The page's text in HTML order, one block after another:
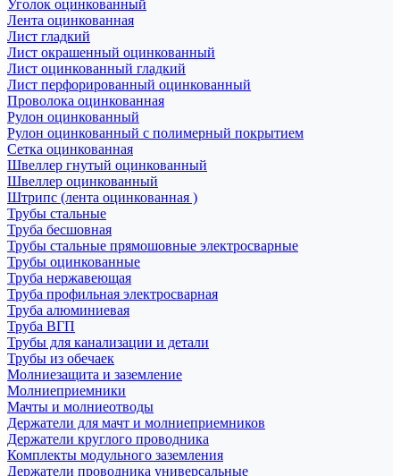
Уголок оцинкованный
Лента оцинкованная
Лист гладкий
Лист окрашенный оцинкованный
Лист оцинкованный гладкий
Лист перфорированный оцинкованный
Проволока оцинкованная
Рулон оцинкованный
Рулон оцинкованный с полимерный покрытием
Сетка оцинкованная
Швеллер гнутый оцинкованный
Швеллер оцинкованный
Штрипс (лента оцинкованная )
Трубы стальные
Труба бесшовная
Трубы стальные прямошовные электросварные
Трубы оцинкованные
Труба нержавеющая
Труба профильная электросварная
Труба алюминиевая
Труба ВГП
Трубы для канализации и детали
Трубы из обечаек
Молниезащита и заземление
Молниеприемники
Мачты и молниеотводы
Держатели для мачт и молниеприемников
Держатели круглого проводника
Комплекты модульного заземления
Держатели проводника универсальные